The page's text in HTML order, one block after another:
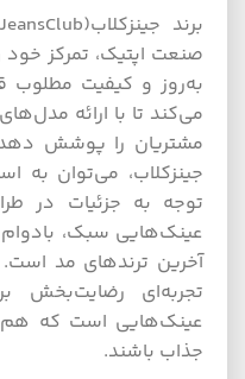
صنعت اپتیک، تمرکز خود
به‌روز و کیفیت مطلوب
می‌کند تا با ارائه
مشتریان را پوشش
جینزکلاب، می‌توان به
توجه به جزئیات در
عینک‌هایی سبک،
آخرین ترندهای مد
تجربه‌ای رضایت‌بخش
عینک‌هایی است که هم
جذاب باشند.